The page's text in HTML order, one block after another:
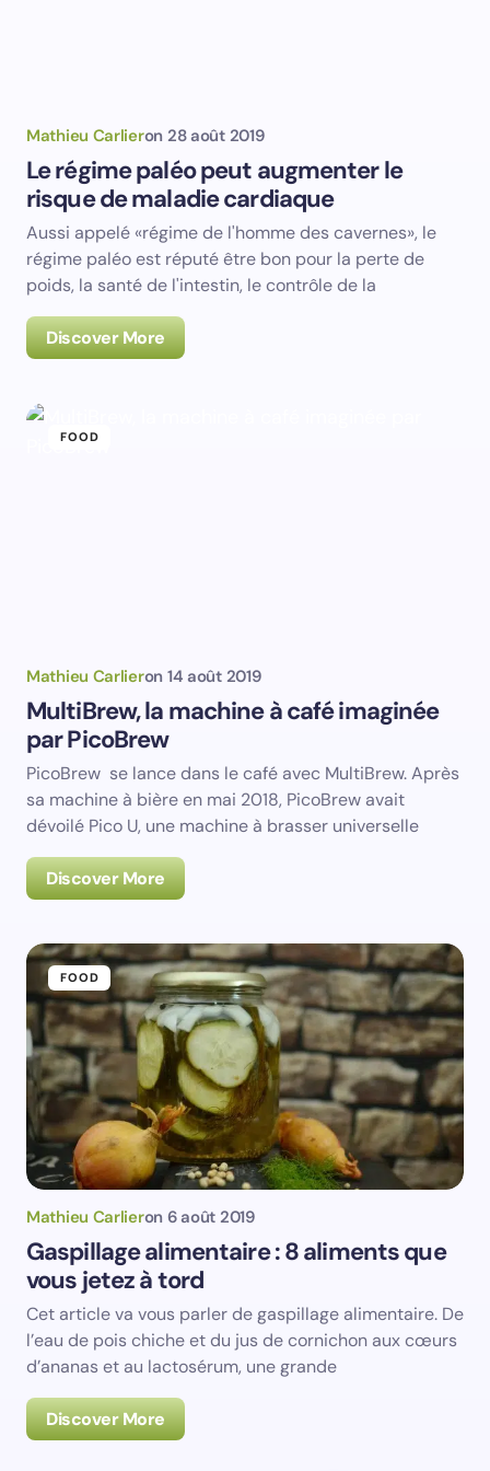
Mathieu Carlieron 28 août 2019
Le régime paléo peut augmenter le
risque de maladie cardiaque
Aussi appelé «régime de l'homme des cavernes», le
régime paléo est réputé être bon pour la perte de
poids, la santé de l'intestin, le contrôle de la
Discover More
FOOD
Mathieu Carlieron 14 août 2019
MultiBrew, la machine à café imaginée
par PicoBrew
PicoBrew se lance dans le café avec MultiBrew. Après
sa machine à bière en mai 2018, PicoBrew avait
dévoilé Pico U, une machine à brasser universelle
Discover More
FOOD
Mathieu Carlieron 6 août 2019
Gaspillage alimentaire : 8 aliments que
vous jetez à tord
Cet article va vous parler de gaspillage alimentaire. De
l’eau de pois chiche et du jus de cornichon aux cœurs
d’ananas et au lactosérum, une grande
Discover More